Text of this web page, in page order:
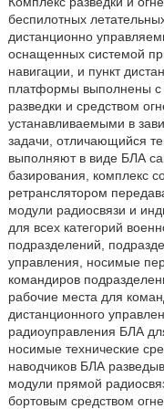
беспилотных
дистанционно
оснащенных системой
навигации, и пункт
платформы выполнены с
разведки и средством
устанавливаемыми в
задачи, отличающийся
выполняют в виде БЛА
базирования, комплекс
ретранслятором
модули радиосвязи и
для всех категорий
подразделений,
управления, носимые
командиров
рабочие места для
дистанционного
радиоуправления БЛА
носимые технические
наводчиков БЛА
модули прямой
бортовым средством